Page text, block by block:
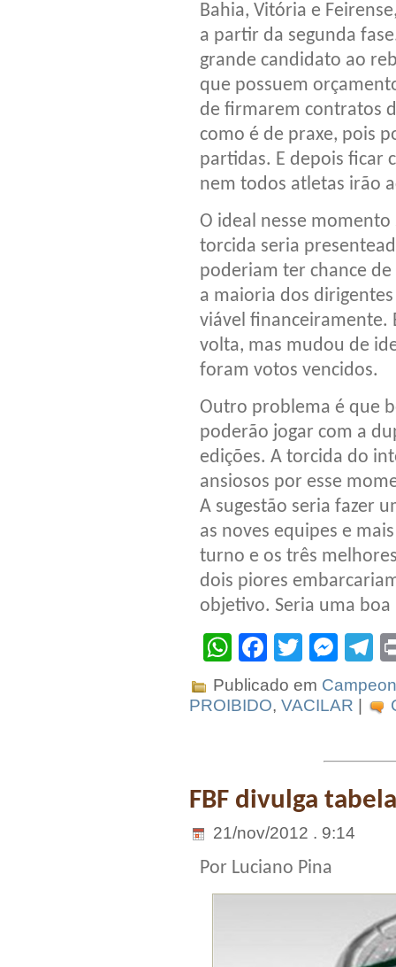
Bahia, Vitória e
a partir da segunda
grande candidato ao
que possuem
de firmarem contratos
como é de praxe, pois
partidas. E depois ficar
nem todos atletas irão
O ideal nesse momento
torcida seria
poderiam ter chance
a maioria dos
viável financeiramente.
volta, mas mudou de
foram votos vencidos.
Outro problema é que
poderão jogar com a
edições. A torcida do
ansiosos por esse
A sugestão seria fazer
as noves equipes e
turno e os três
dois piores
objetivo. Seria uma
WhatsApp
Facebook
Twitter
Publicado em
PROIBIDO, VACILAR
FBF divulga
21/nov/2012 . 9:14
Por Luciano Pina